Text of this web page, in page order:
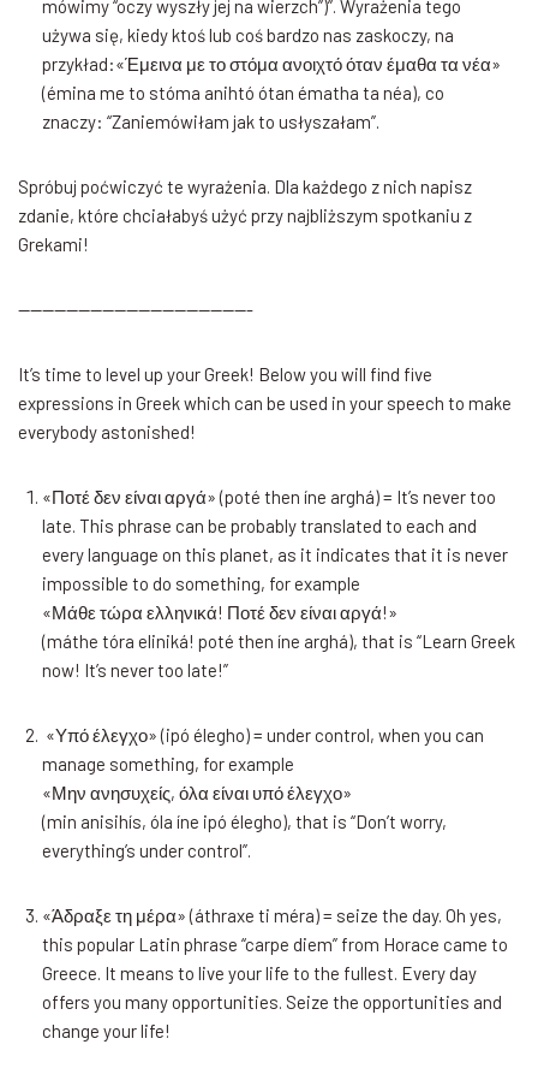
mówimy “oczy wyszły jej na wierzch”)”. Wyrażenia tego
używa się, kiedy ktoś lub coś bardzo nas zaskoczy, na
przykład:«Έμεινα με το στόμα ανοιχτό όταν έμαθα τα νέα»
(émina me to stóma anihtó ótan ématha ta néa), co
znaczy: “Zaniemówiłam jak to usłyszałam”.
Spróbuj poćwiczyć te wyrażenia. Dla każdego z nich napisz
zdanie, które chciałabyś użyć przy najbliższym spotkaniu z
Grekami!
———————————————————-
It’s time to level up your Greek! Below you will find five
expressions in Greek which can be used in your speech to make
everybody astonished!
«Ποτέ δεν είναι αργά» (poté then íne arghá) = It’s never too
late. This phrase can be probably translated to each and
every language on this planet, as it indicates that it is never
impossible to do something, for example
«Μάθε τώρα ελληνικά! Ποτέ δεν είναι αργά!»
(máthe tóra eliniká! poté then íne arghá), that is “Learn Greek
now! It’s never too late!”
«Υπό έλεγχο» (ipó élegho) = under control, when you can
manage something, for example
«Μην ανησυχείς, όλα είναι υπό έλεγχο»
(min anisihís, óla íne ipó élegho), that is “Don’t worry,
everything’s under control”.
«Άδραξε τη μέρα» (áthraxe ti méra) = seize the day. Oh yes,
this popular Latin phrase “carpe diem” from Horace came to
Greece. It means to live your life to the fullest. Every day
offers you many opportunities. Seize the opportunities and
change your life!